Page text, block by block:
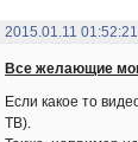
2015.01.11 01:52:21
Все желающие
Если какое то
ТВ).